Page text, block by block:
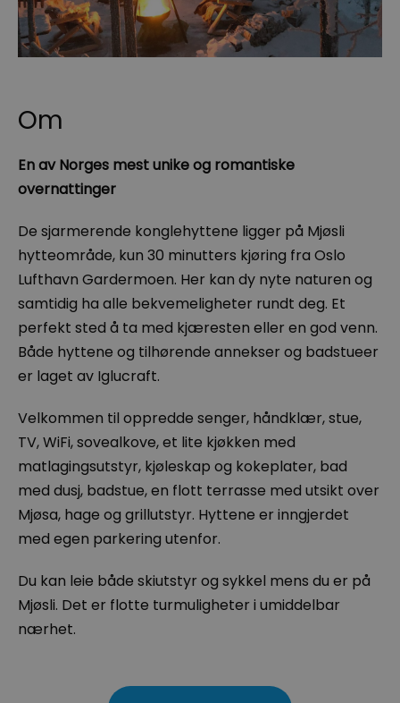
Om
En av Norges mest unike og romantiske
overnattinger
De sjarmerende konglehyttene ligger på Mjøsli
hytteområde, kun 30 minutters kjøring fra Oslo
Lufthavn Gardermoen. Her kan dy nyte naturen og
samtidig ha alle bekvemeligheter rundt deg. Et
perfekt sted å ta med kjæresten eller en god venn.
Både hyttene og tilhørende annekser og badstueer
er laget av Iglucraft.
Velkommen til oppredde senger, håndklær, stue,
TV, WiFi, sovealkove, et lite kjøkken med
matlagingsutstyr, kjøleskap og kokeplater, bad
med dusj, badstue, en flott terrasse med utsikt over
Mjøsa, hage og grillutstyr. Hyttene er inngjerdet
med egen parkering utenfor.
Du kan leie både skiutstyr og sykkel mens du er på
Mjøsli. Det er flotte turmuligheter i umiddelbar
nærhet.